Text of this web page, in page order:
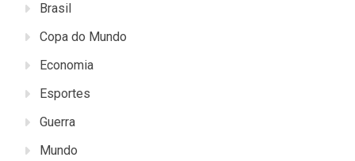
Brasil
Copa do Mundo
Economia
Esportes
Guerra
Mundo